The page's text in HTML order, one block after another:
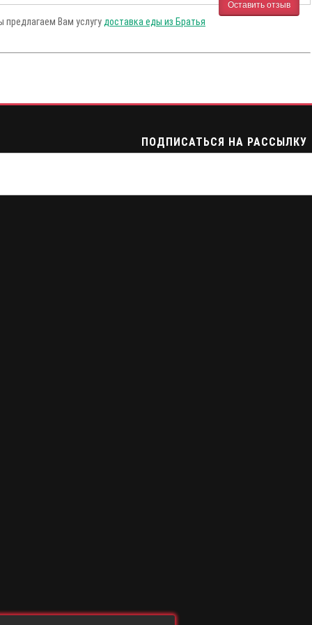
Оставить отзыв
предлагаем Вам услугу доставка еды из Братья
ПОДПИСАТЬСЯ НА РАССЫЛКУ